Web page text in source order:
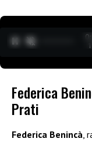
Federica
Prati
Federica Benincà,